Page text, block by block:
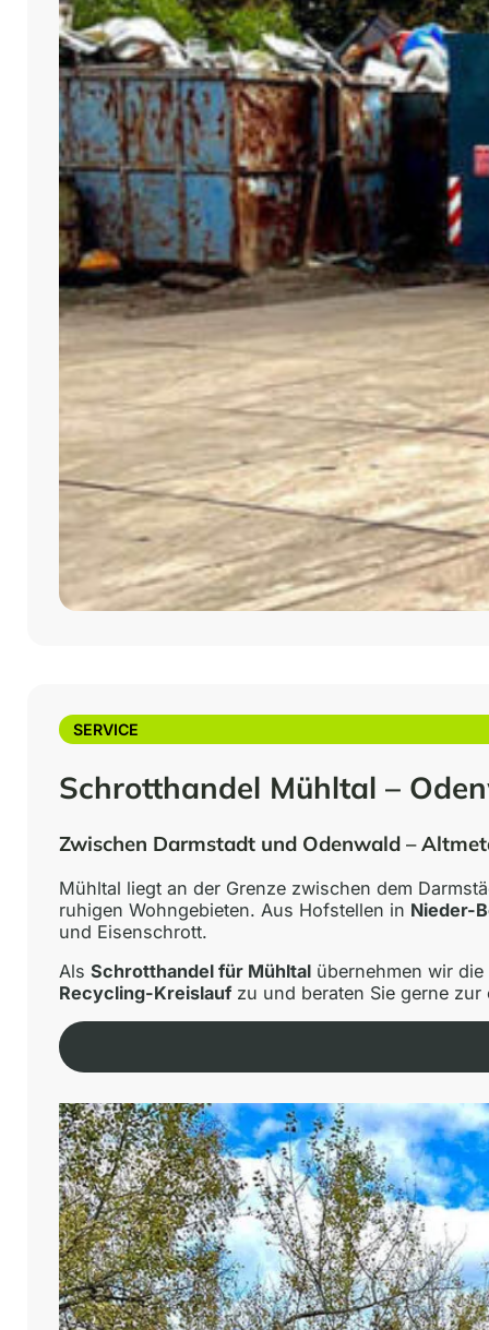
SERVICE
Schrotthandel Mühltal –
Zwischen Darmstadt und Odenwald –
Mühltal liegt an der Grenze zwischen dem
ruhigen Wohngebieten. Aus Hofstellen in Nieder-
und Eisenschrott.
Als Schrotthandel für Mühltalübernehmen wir die
Recycling-Kreislaufzu und beraten Sie gerne zur